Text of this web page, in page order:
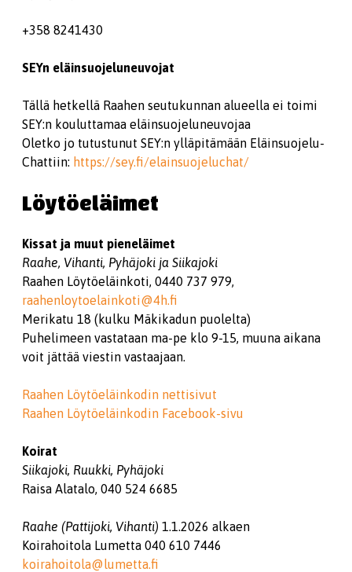
+358 8241430
SEYn eläinsuojeluneuvojat
Tällä hetkellä Raahen seutukunnan alueella ei toimi
SEY:n kouluttamaa eläinsuojeluneuvojaa
Oletko jo tutustunut SEY:n ylläpitämään Eläinsuojelu-
Chattiin: https://sey.fi/elainsuojeluchat/
Löytöeläimet
Kissat ja muut pieneläimet
Raahe, Vihanti, Pyhäjoki ja Siikajoki
Raahen Löytöeläinkoti, 0440 737 979,
raahenloytoelainkoti@4h.fi
Merikatu 18 (kulku Mäkikadun puolelta)
Puhelimeen vastataan ma-pe klo 9-15, muuna aikana
voit jättää viestin vastaajaan.
Raahen Löytöeläinkodin nettisivut
Raahen Löytöeläinkodin Facebook-sivu
Koirat
Siikajoki, Ruukki, Pyhäjoki
Raisa Alatalo, 040 524 6685
Raahe (Pattijoki, Vihanti) 1.1.2026 alkaen
Koirahoitola Lumetta 040 610 7446
koirahoitola@lumetta.fi